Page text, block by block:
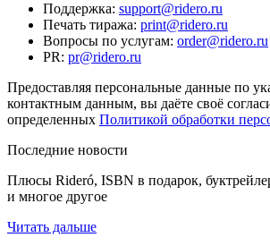
Поддержка: support@ridero.ru
Печать тиража: print@ridero.ru
Вопросы по услугам: order@ridero.ru
PR: pr@ridero.ru
Предоставляя персональные данные по
контактным данным, вы даёте своё
определенных Политикой обработки
Последние новости
Плюсы Rideró, ISBN в подарок,
и многое другое
Читать дальше